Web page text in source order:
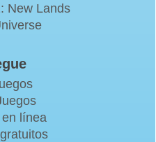
New Lands
línea